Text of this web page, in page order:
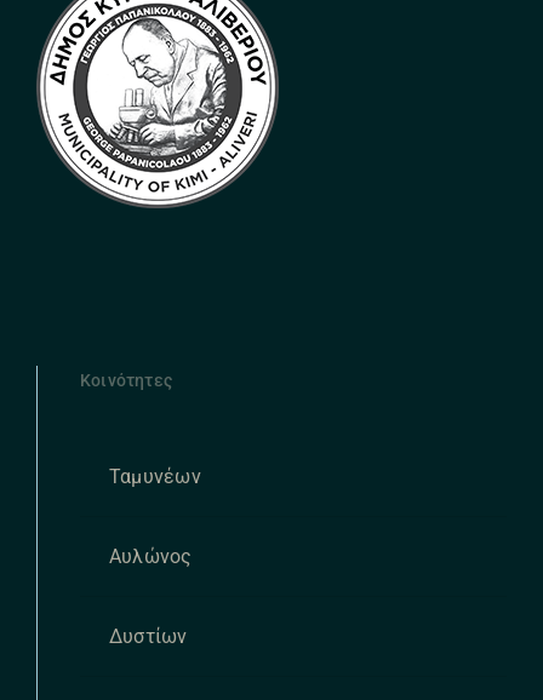
Κοινότητες
Ταμυνέων
Αυλώνος
Δυστίων